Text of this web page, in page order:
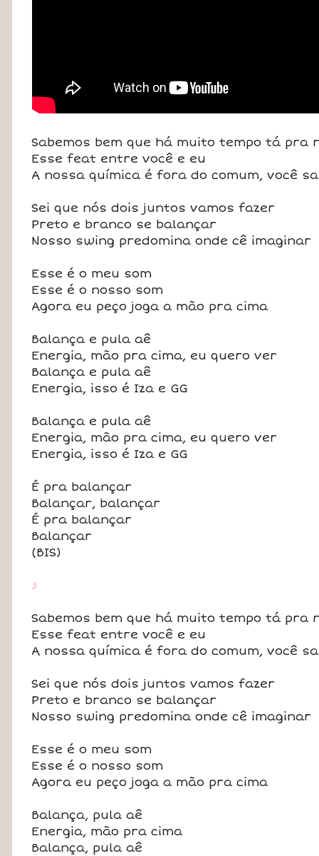
Sabemos bem que há muito tempo tá pra
Esse feat entre você e eu
A nossa química é fora do comum, você
Sei que nós dois juntos vamos fazer
Preto e branco se balançar
Nosso swing predomina onde cê imaginar
Esse é o meu som
Esse é o nosso som
Agora eu peço joga a mão pra cima
Balança e pula aê
Energia, mão pra cima, eu quero ver
Balança e pula aê
Energia, isso é Iza e GG
Balança e pula aê
Energia, mão pra cima, eu quero ver
Energia, isso é Iza e GG
É pra balançar
Balançar, balançar
É pra balançar
Balançar
(BIS)
♪
Sabemos bem que há muito tempo tá pra
Esse feat entre você e eu
A nossa química é fora do comum, você
Sei que nós dois juntos vamos fazer
Preto e branco se balançar
Nosso swing predomina onde cê imaginar
Esse é o meu som
Esse é o nosso som
Agora eu peço joga a mão pra cima
Balança, pula aê
Energia, mão pra cima
Balança, pula aê